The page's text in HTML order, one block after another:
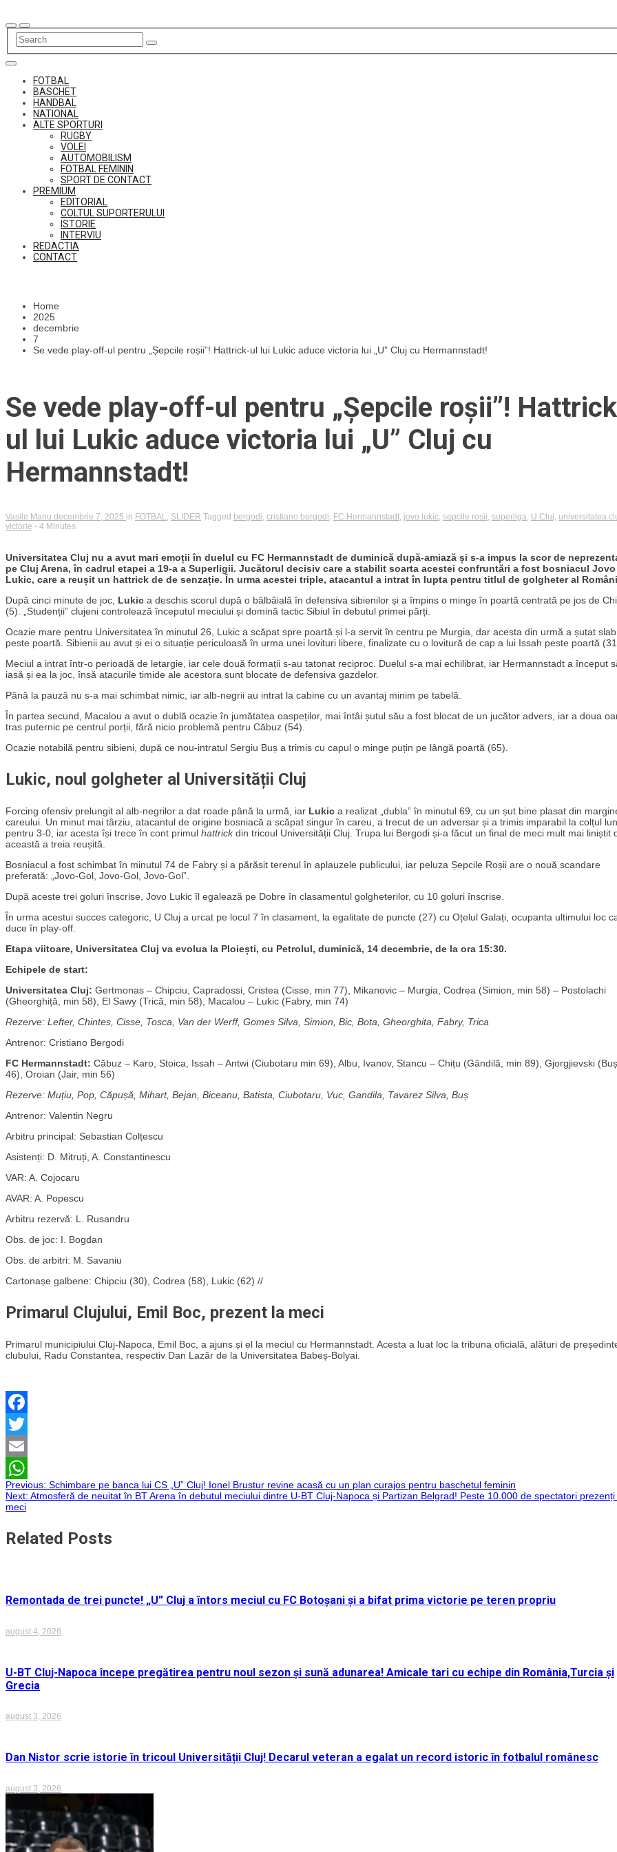
to
content
FOTBAL
BASCHET
HANDBAL
NATIONAL
ALTE SPORTURI
RUGBY
VOLEI
AUTOMOBILISM
FOTBAL FEMININ
SPORT DE CONTACT
PREMIUM
EDITORIAL
COLTUL SUPORTERULUI
ISTORIE
INTERVIU
REDACTIA
CONTACT
Home
2025
decembrie
7
Se vede play-off-ul pentru „Șepcile roșii”! Hattrick-ul lui Lukic aduce victoria lui „U” Cluj cu Hermannstadt!
Se vede play-off-ul pentru „Șepcile roșii”!
ul lui Lukic aduce victoria lui „U” Cluj cu
Hermannstadt!
Vasile Manu decembrie 7, 2025 in FOTBAL SLIDER Tagged bergodi cristiano bergodi FC Hermannstadt jovo lukic sepcile rosii superliga U Cluj universitatea
victorie - 4 Minutes
Universitatea Cluj nu a avut mari emoții în duelul cu FC Hermannstadt de duminică după-amiază și s-a impus la scor de
pe Cluj Arena, în cadrul etapei a 19-a a Superligii. Jucătorul decisiv care a stabilit soarta acestei confruntări a fost bosniacul Jovo
Lukic, care a reușit un hattrick de de senzație. În urma acestei triple, atacantul a intrat în lupta pentru titlul de golgheter al
După cinci minute de joc, Lukic a deschis scorul după o bâlbâială în defensiva sibienilor și a împins o minge în poartă centrată pe jos de
(5). „Studenții” clujeni controlează începutul meciului și domină tactic Sibiul în debutul primei părți.
Ocazie mare pentru Universitatea în minutul 26, Lukic a scăpat spre poartă și l-a servit în centru pe Murgia, dar acesta din urmă a șutat slab
peste poartă. Sibienii au avut și ei o situație periculoasă în urma unei lovituri libere, finalizate cu o lovitură de cap a lui Issah peste poartă
Meciul a intrat într-o perioadă de letargie, iar cele două formații s-au tatonat reciproc. Duelul s-a mai echilibrat, iar Hermannstadt a început
iasă și ea la joc, însă atacurile timide ale acestora sunt blocate de defensiva gazdelor.
Până la pauză nu s-a mai schimbat nimic, iar alb-negrii au intrat la cabine cu un avantaj minim pe tabelă.
În partea secund, Macalou a avut o dublă ocazie în jumătatea oaspeților, mai întâi șutul său a fost blocat de un jucător advers, iar a doua
tras puternic pe centrul porții, fără nicio problemă pentru Căbuz (54).
Ocazie notabilă pentru sibieni, după ce nou-intratul Sergiu Buș a trimis cu capul o minge puțin pe lângă poartă (65).
Lukic, noul golgheter al Universității Cluj
Forcing ofensiv prelungit al alb-negrilor a dat roade până la urmă, iar Lukic a realizat „dubla” în minutul 69, cu un șut bine plasat din
careului. Un minut mai târziu, atacantul de origine bosniacă a scăpat singur în careu, a trecut de un adversar și a trimis imparabil la colțul
pentru 3-0, iar acesta își trece în cont primul hattrickdin tricoul Universității Cluj. Trupa lui Bergodi și-a făcut un final de meci mult mai liniștit
această a treia reușită.
Bosniacul a fost schimbat în minutul 74 de Fabry și a părăsit terenul în aplauzele publicului, iar peluza Șepcile Roșii are o nouă scandare
preferată: „Jovo-Gol, Jovo-Gol, Jovo-Gol”.
După aceste trei goluri înscrise, Jovo Lukic îl egalează pe Dobre în clasamentul golgheterilor, cu 10 goluri înscrise.
În urma acestui succes categoric, U Cluj a urcat pe locul 7 în clasament, la egalitate de puncte (27) cu Oțelul Galați, ocupanta ultimului loc
duce în play-off.
Etapa viitoare, Universitatea Cluj va evolua la Ploiești, cu Petrolul, duminică, 14 decembrie, de la ora 15:30.
Echipele de start:
Universitatea Cluj: Gertmonas – Chipciu, Capradossi, Cristea (Cisse, min 77), Mikanovic – Murgia, Codrea (Simion, min 58) – Postolachi
(Gheorghiță, min 58), El Sawy (Trică, min 58), Macalou – Lukic (Fabry, min 74)
Rezerve: Lefter, Chintes, Cisse, Tosca, Van der Werff, Gomes Silva, Simion, Bic, Bota, Gheorghita, Fabry, Trica
Antrenor: Cristiano Bergodi
FC Hermannstadt: Căbuz – Karo, Stoica, Issah – Antwi (Ciubotaru min 69), Albu, Ivanov, Stancu – Chițu (Gândilă, min 89), Gjorgjievski
46), Oroian (Jair, min 56)
Rezerve: Muțiu, Pop, Căpușă, Mihart, Bejan, Biceanu, Batista, Ciubotaru, Vuc, Gandila, Tavarez Silva, Buș
Antrenor: Valentin Negru
Arbitru principal: Sebastian Colțescu
Asistenți: D. Mitruți, A. Constantinescu
VAR: A. Cojocaru
AVAR: A. Popescu
Arbitru rezervă: L. Rusandru
Obs. de joc: I. Bogdan
Obs. de arbitri: M. Savaniu
Cartonașe galbene: Chipciu (30), Codrea (58), Lukic (62) //
Primarul Clujului, Emil Boc, prezent la meci
Primarul municipiului Cluj-Napoca, Emil Boc, a ajuns și el la meciul cu Hermannstadt. Acesta a luat loc la tribuna oficială, alături de
clubului, Radu Constantea, respectiv Dan Lazăr de la Universitatea Babeș-Bolyai.
Facebook
Twitter
Email
WhatsApp
Navigare
în
articole
Previous: Schimbare pe banca lui CS „U” Cluj! Ionel Brustur revine acasă cu un plan curajos pentru baschetul feminin
Next: Atmosferă de neuitat în BT Arena în debutul meciului dintre U-BT Cluj-Napoca și Partizan Belgrad! Peste 10.000 de spectatori prezenți
meci
Related Posts
Remontada de trei puncte! „U” Cluj a întors meciul cu FC Botoșani și a bifat prima victorie pe teren propriu
august 4, 2026
U-BT Cluj-Napoca începe pregătirea pentru noul sezon și sună adunarea! Amicale tari cu echipe din România,Turcia și
Grecia
august 3, 2026
Dan Nistor scrie istorie în tricoul Universității Cluj! Decarul veteran a egalat un record istoric în fotbalul românesc
august 3, 2026